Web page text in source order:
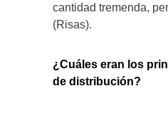
cantidad tremenda,
(Risas).
¿Cuáles eran los
de distribución?